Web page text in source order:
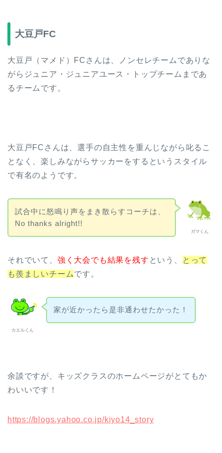
大豆戸FC
大豆戸（マメド）FCさんは、ノンセレチームでありな
がらジュニア・ジュニアユース・トップチームまであ
るチームです。
大豆戸FCさんは、選手の自主性を重んじながら叱るこ
となく、楽しみながらサッカーをするというスタイル
で有名のようです。
ガマくん
試合中に怒鳴り声をまき散らすコーチは、
No thanks alright!!
それでいて、 強く大会でも結果を残す という、
とって
も羨ましいチームです。
カエルくん
家が近かったら是非通わせたかった！
余談ですが、キッズクラスのホームページがとてもか
わいいです！
https://blogs.yahoo.co.jp/kiyo14_story